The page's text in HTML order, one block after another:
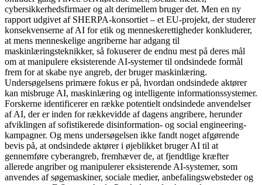
cybersikkerhedsfirmaer og alt derimellem bruger det. Men en ny
rapport udgivet af SHERPA-konsortiet – et EU-projekt, der studerer
konsekvenserne af AI for etik og menneskerettigheder konkluderer,
at mens menneskelige angriberne har adgang til
maskinlæringsteknikker, så fokuserer de endnu mest på deres mål
om at manipulere eksisterende AI-systemer til ondsindede formål
frem for at skabe nye angreb, der bruger maskinlæring.
Undersøgelsens primære fokus er på, hvordan ondsindede aktører
kan misbruge AI, maskinlæring og intelligente informationssystemer.
Forskerne identificerer en række potentielt ondsindede anvendelser
af AI, der er inden for rækkevidde af dagens angribere, herunder
afviklingen af ​​sofistikerede disinformation- og social engineering-
kampagner. Og mens undersøgelsen ikke fandt noget afgørende
bevis på, at ondsindede aktører i øjeblikket bruger AI til at
gennemføre cyberangreb, fremhæver de, at fjendtlige kræfter
allerede angriber og manipulerer eksisterende AI-systemer, som
anvendes af søgemaskiner, sociale medier, anbefalingswebsteder og